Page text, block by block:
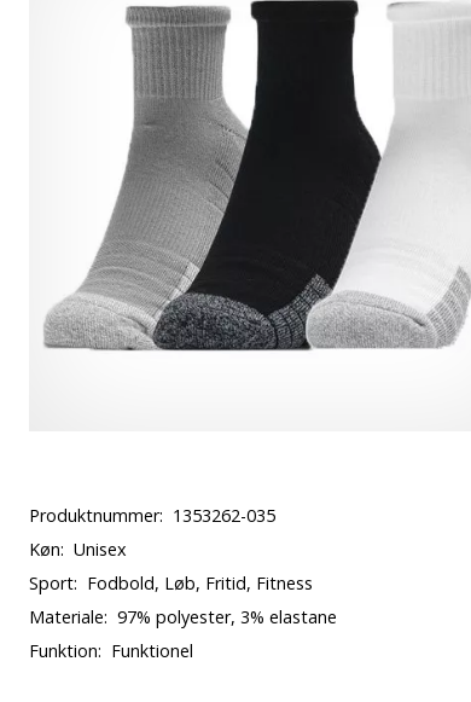
Produktnummer: 1353262-035
Køn: Unisex
Sport: Fodbold, Løb, Fritid, Fitness
Materiale: 97% polyester, 3% elastane
Funktion: Funktionel